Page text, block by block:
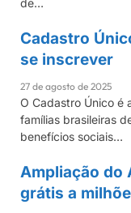
de…
AUXÍLIO GÁS
Cadastro
se inscrever
27 de agosto de 2025
O Cadastro Único é
famílias brasileiras
benefícios sociais…
AUXÍLIO GÁS
Ampliação do
grátis a